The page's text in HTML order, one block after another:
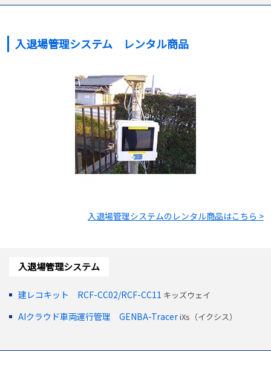
入退場管理システム レンタル商品
入退場管理システムのレンタル商品はこちら >
入退場管理システム
建レコキット RCF-CC02/RCF-CC11 キッズウェイ
AIクラウド車両運行管理 GENBA-TraceriXs（イクシス）